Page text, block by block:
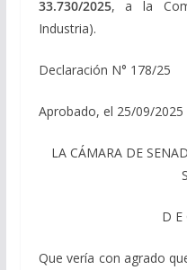
33.730/2025, a la
Industria).
Declaración N° 178/25
Aprobado, el 25/09/2025
LA CÁMARA DE
D E
Que vería con agrado